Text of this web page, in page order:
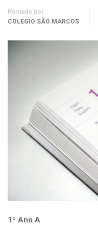
Postado por
COLÉGIO SÃO MARCOS
1º Ano A